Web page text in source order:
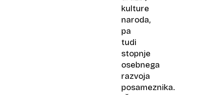
kulture
naroda,
pa
tudi
stopnje
osebnega
razvoja
posameznika.